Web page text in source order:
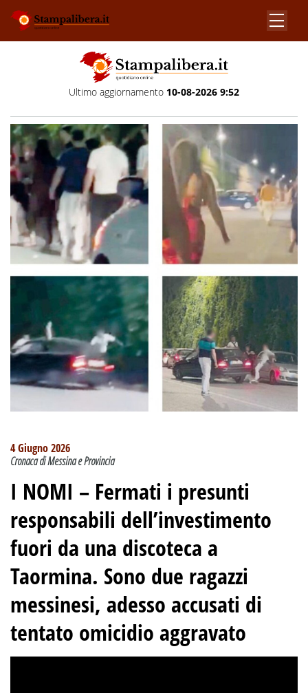
Ultimo aggiornamento 10-08-2026 9:52
4 Giugno 2026
Cronaca di Messina e Provincia
I NOMI – Fermati i presunti
responsabili dell’investimento
fuori da una discoteca a
Taormina. Sono due ragazzi
messinesi, adesso accusati di
tentato omicidio aggravato